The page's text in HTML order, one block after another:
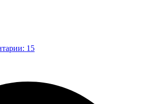
15